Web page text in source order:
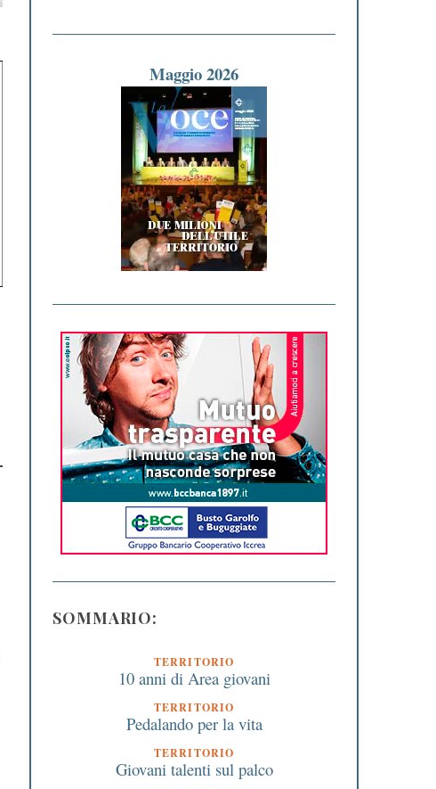
Maggio 2026
SOMMARIO:
TERRITORIO
10 anni di Area giovani
TERRITORIO
Pedalando per la vita
TERRITORIO
Giovani talenti sul palco